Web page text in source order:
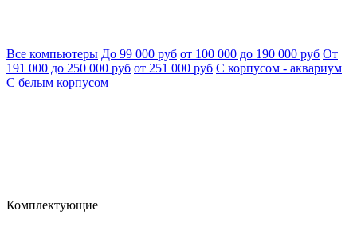
Все компьютеры До 99 000 руб от 100 000 до 190 000 руб От
191 000 до 250 000 руб от 251 000 руб С корпусом - аквариум
С белым корпусом
Комплектующие